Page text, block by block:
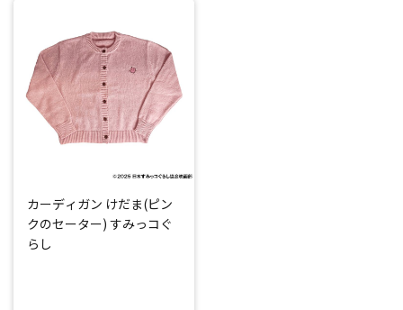
カーディガン けだま(ピン
クのセーター) すみっコぐ
らし